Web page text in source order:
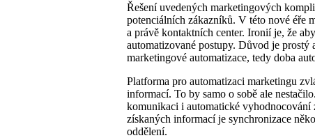
Řešení uvedených marketingových
potenciálních zákazníků. V této nové éře
a právě kontaktních center. Ironií je, že
automatizované postupy. Důvod je prostý
marketingové automatizace, tedy doba
Platforma pro automatizaci marketingu
informací. To by samo o sobě ale
komunikaci i automatické vyhodnocování
získaných informací je synchronizace
oddělení.